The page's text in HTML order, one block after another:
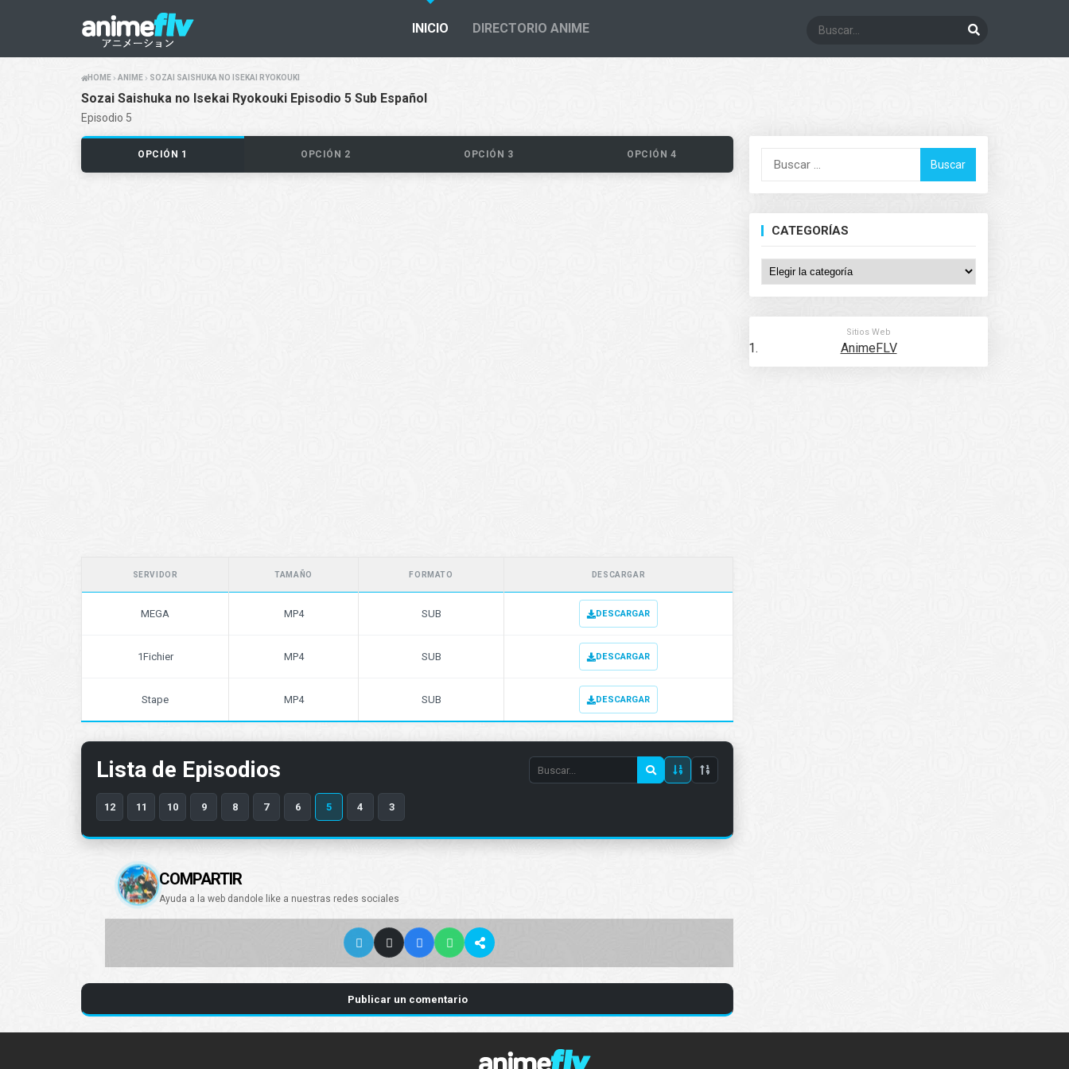
INICIO DIRECTORIO ANIME
HOME ANIME SOZAI SAISHUKA NO ISEKAI RYOKOUKI
Sozai Saishuka no Isekai Ryokouki Episodio 5 Sub Español
Episodio 5
OPCIÓN 1 OPCIÓN 2 OPCIÓN 3 OPCIÓN 4
SERVIDOR TAMAÑO FORMATO DESCARGAR
MEGA MP4 SUB DESCARGAR
1Fichier MP4 SUB DESCARGAR
Stape MP4 SUB DESCARGAR
Lista de Episodios
Search
episode
12 11 10 9 8 7 6 5 4 3
COMPARTIR
Ayuda a la web dandole like a nuestras redes sociales
Publicar un comentario
Buscar:
CATEGORÍAS
Categorías
Sitios Web
AnimeFLV